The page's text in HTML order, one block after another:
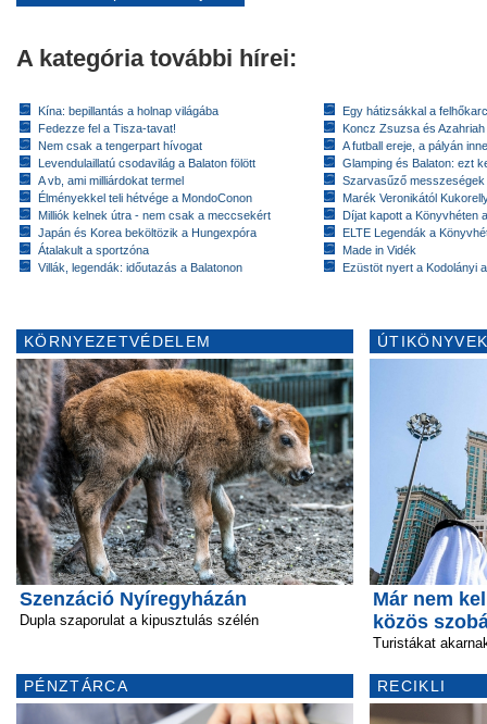
A kategória további hírei:
Kína: bepillantás a holnap világába
Fedezze fel a Tisza-tavat!
Nem csak a tengerpart hívogat
Levendulaillatú csodavilág a Balaton fölött
A vb, ami milliárdokat termel
Élményekkel teli hétvége a MondoConon
Milliók kelnek útra - nem csak a meccsekért
Japán és Korea beköltözik a Hungexpóra
Átalakult a sportzóna
Villák, legendák: időutazás a Balatonon
Egy hátizsákkal a
Koncz Zsuzsa és
A futball ereje, a pályán
Glamping és Balaton: ezt
Szarvasűző messzeségek
Marék Veronikától
Díjat kapott a Könyvhéten
ELTE Legendák a
Made in Vidék
Ezüstöt nyert a Kodolányi
KÖRNYEZETVÉDELEM
Szenzáció Nyíregyházán
Dupla szaporulat a kipusztulás szélén
PÉNZTÁRCA
Már nem
közös
Turistákat
RECIKLI